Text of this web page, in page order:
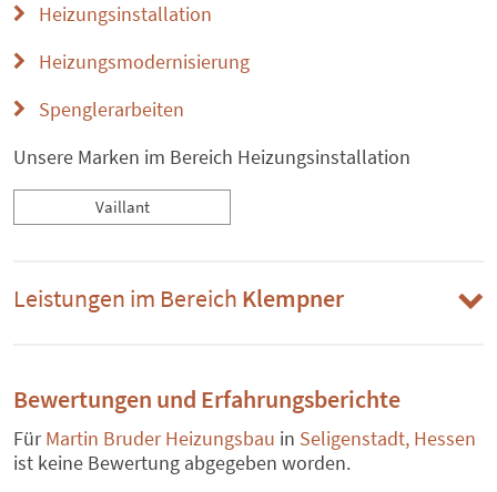
Heizungsinstallation
Heizungsmodernisierung
Spenglerarbeiten
Unsere Marken im Bereich Heizungsinstallation
Vaillant
Leistungen im Bereich Klempner
Bewertungen und Erfahrungsberichte
FürMartin Bruder Heizungsbau in Seligenstadt, Hessen
ist keine Bewertung abgegeben worden.